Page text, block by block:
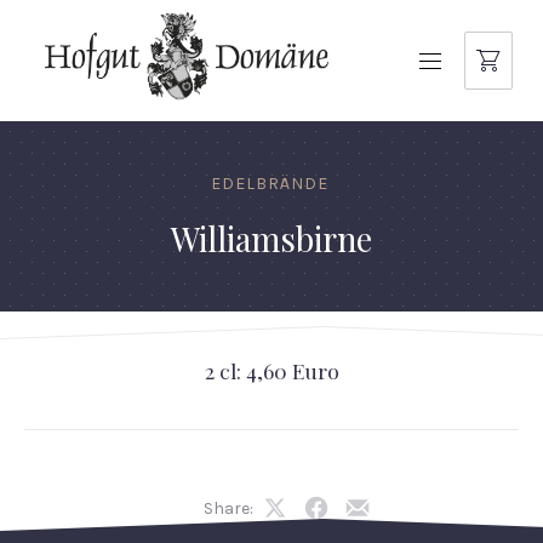
NAVIGATION
EDELBRÄNDE
Williamsbirne
2 cl: 4,60 Euro
Share:
ShareShareShare